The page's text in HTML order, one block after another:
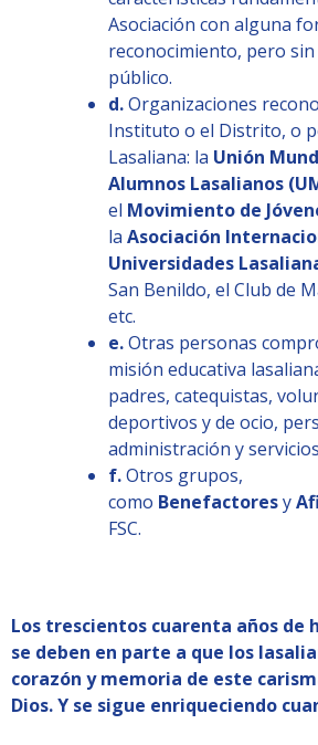
Asociación con alguna
reconocimiento, pero
público.
d.Organizaciones
Instituto o el Distrito, o
Lasaliana: la Unión
Alumnos Lasalianos
el Movimiento de
la Asociación
Universidades
San Benildo, el Club de
etc.
e.Otras personas
misión educativa
padres, catequistas,
deportivos y de ocio,
administración y
f.Otros grupos,
como Benefactoresy
FSC.
Los trescientos cuarenta años de
se deben en parte a que los
corazón y memoria de este
Dios. Y se sigue enriqueciendo